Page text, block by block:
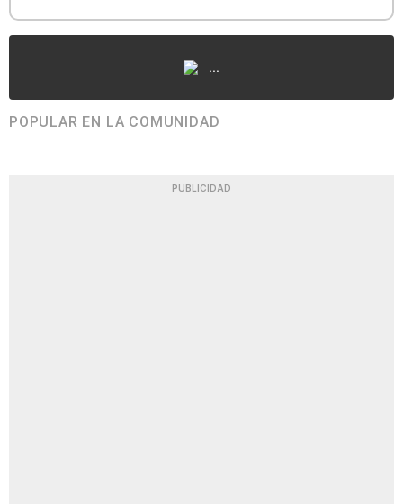
...
POPULAR EN LA COMUNIDAD
PUBLICIDAD